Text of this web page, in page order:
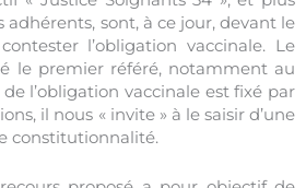
adhérents, sont, à ce jour, devant le
l’obligation vaccinale. Le
le premier référé, notamment au
l’obligation vaccinale est fixé par
il nous « invite » à le saisir d’une
constitutionnalité.